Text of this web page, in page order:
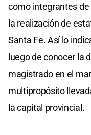
como integrantes
la realización de
Santa Fe. Así lo
luego de conocer la
magistrado en el
multipropósito
la capital provincial.